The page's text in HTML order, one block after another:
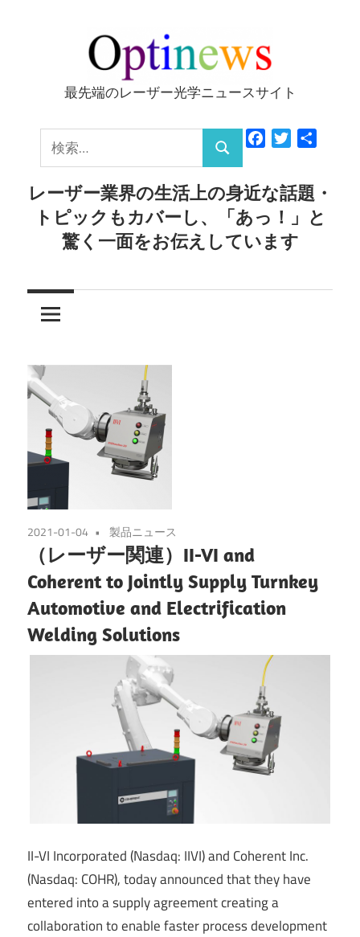
ッ
Optinews
最先端のレーザー光学ニュースサイト
索:
検
索
FacebookTwitter
レーザー業界の生活上の身近な話題・
トピックもカバーし、「あっ！」と
驚く一面をお伝えしています
2021-01-04 製品ニュース
（レーザー関連）II-VI and
Coherent to Jointly Supply Turnkey
Automotive and Electrification
Welding Solutions
II-VI Incorporated (Nasdaq: IIVI) and Coherent Inc.
(Nasdaq: COHR), today announced that they have
entered into a supply agreement creating a
collaboration to enable faster process development